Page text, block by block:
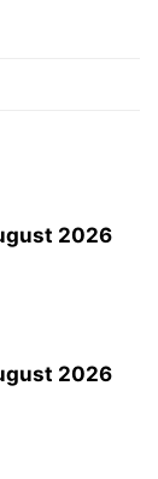
2026
2026